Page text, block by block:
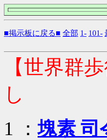
■掲示板に戻る■ 全部 1- 101-
【世界群
し
1 ：塊素 司